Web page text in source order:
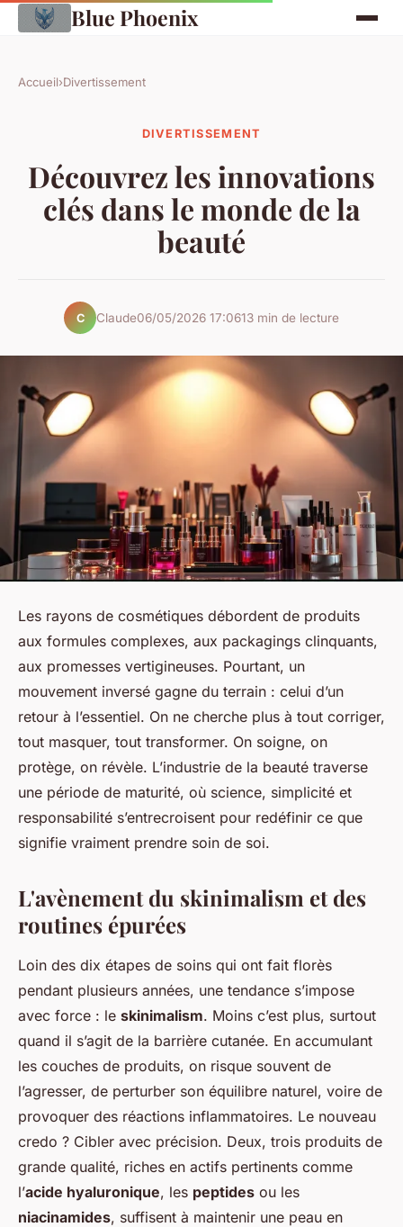
Blue Phoenix
Accueil›Divertissement
DIVERTISSEMENT
Découvrez les innovations
clés dans le monde de la
beauté
C Claude06/05/2026 17:0613 min de lecture
Les rayons de cosmétiques débordent de produits
aux formules complexes, aux packagings clinquants,
aux promesses vertigineuses. Pourtant, un
mouvement inversé gagne du terrain : celui d’un
retour à l’essentiel. On ne cherche plus à tout corriger,
tout masquer, tout transformer. On soigne, on
protège, on révèle. L’industrie de la beauté traverse
une période de maturité, où science, simplicité et
responsabilité s’entrecroisent pour redéfinir ce que
signifie vraiment prendre soin de soi.
L'avènement du skinimalism et des
routines épurées
Loin des dix étapes de soins qui ont fait florès
pendant plusieurs années, une tendance s’impose
avec force : le skinimalism. Moins c’est plus, surtout
quand il s’agit de la barrière cutanée. En accumulant
les couches de produits, on risque souvent de
l’agresser, de perturber son équilibre naturel, voire de
provoquer des réactions inflammatoires. Le nouveau
credo ? Cibler avec précision. Deux, trois produits de
grande qualité, riches en actifs pertinents comme
l’acide hyaluronique, les peptides ou les
niacinamides, suffisent à maintenir une peau en